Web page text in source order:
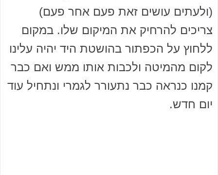
(ולעתים עושים זאת פעם אחר פעם)
צריכים להרחיק את המיקום שלו. במקום
ללחוץ על הכפתור בהושטת היד יהיה עלינו
לקום מהמיטה ולכבות אותו ממש ואם כבר
קמנו כנראה כבר נתעורר לגמרי ונתחיל עוד
יום חדש.